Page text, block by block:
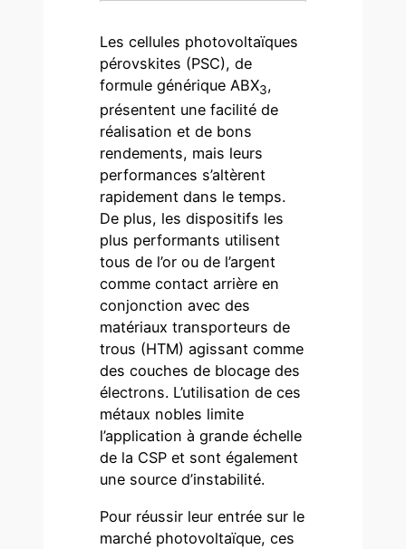
Les cellules photovoltaïques
pérovskites (PSC), de
formule générique ABX3,
présentent une facilité de
réalisation et de bons
rendements, mais leurs
performances s’altèrent
rapidement dans le temps.
De plus, les dispositifs les
plus performants utilisent
tous de l’or ou de l’argent
comme contact arrière en
conjonction avec des
matériaux transporteurs de
trous (HTM) agissant comme
des couches de blocage des
électrons. L’utilisation de ces
métaux nobles limite
l’application à grande échelle
de la CSP et sont également
une source d’instabilité.
Pour réussir leur entrée sur le
marché photovoltaïque, ces